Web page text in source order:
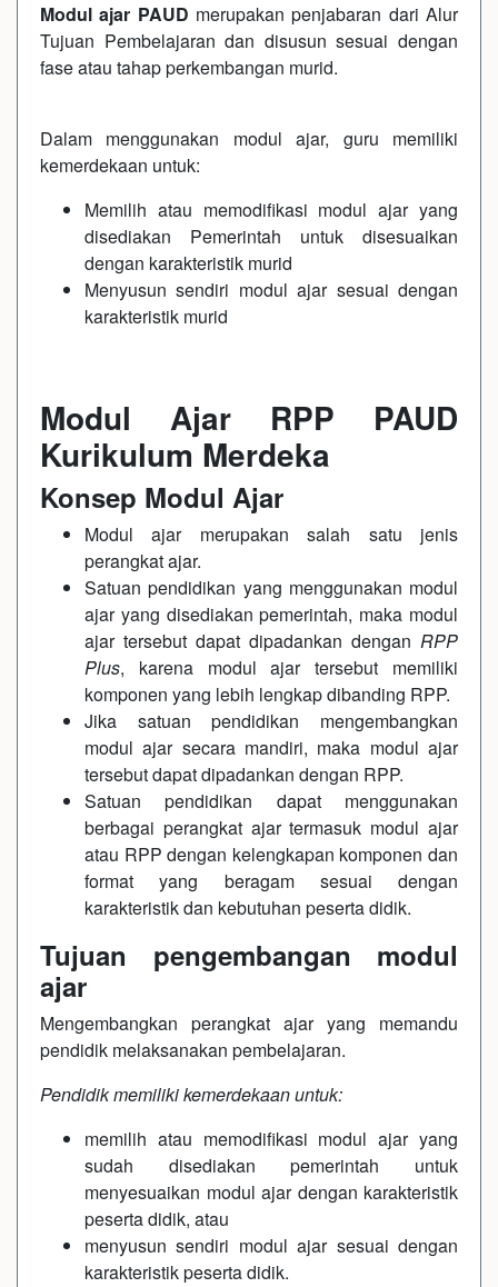
Modul ajar PAUD merupakan penjabaran dari Alur
Tujuan Pembelajaran dan disusun sesuai dengan
fase atau tahap perkembangan murid.
Dalam menggunakan modul ajar, guru memiliki
kemerdekaan untuk:
Memilih atau memodifikasi modul ajar yang
disediakan Pemerintah untuk disesuaikan
dengan karakteristik murid
Menyusun sendiri modul ajar sesuai dengan
karakteristik murid
Modul Ajar RPP PAUD
Kurikulum Merdeka
Konsep Modul Ajar
Modul ajar merupakan salah satu jenis
perangkat ajar.
Satuan pendidikan yang menggunakan modul
ajar yang disediakan pemerintah, maka modul
ajar tersebut dapat dipadankan dengan RPP
Plus, karena modul ajar tersebut memiliki
komponen yang lebih lengkap dibanding RPP.
Jika satuan pendidikan mengembangkan
modul ajar secara mandiri, maka modul ajar
tersebut dapat dipadankan dengan RPP.
Satuan pendidikan dapat menggunakan
berbagai perangkat ajar termasuk modul ajar
atau RPP dengan kelengkapan komponen dan
format yang beragam sesuai dengan
karakteristik dan kebutuhan peserta didik.
Tujuan pengembangan modul
ajar
Mengembangkan perangkat ajar yang memandu
pendidik melaksanakan pembelajaran.
Pendidik memiliki kemerdekaan untuk:
memilih atau memodifikasi modul ajar yang
sudah disediakan pemerintah untuk
menyesuaikan modul ajar dengan karakteristik
peserta didik, atau
menyusun sendiri modul ajar sesuai dengan
karakteristik peserta didik.